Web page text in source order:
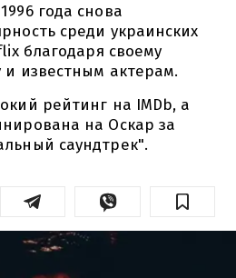
года снова
среди украинских
благодаря своему
и известным актерам.
рейтинг на IMDb, а
на Оскар за
саундтрек".